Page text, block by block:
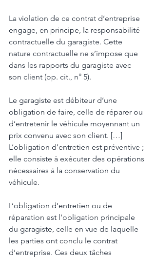
La violation de ce contrat d’entreprise
engage, en principe, la responsabilité
contractuelle du garagiste. Cette
nature contractuelle ne s’impose que
dans les rapports du garagiste avec
son client (op. cit., n° 5).
Le garagiste est débiteur d’une
obligation de faire, celle de réparer ou
d’entretenir le véhicule moyennant un
prix convenu avec son client. […]
L’obligation d’entretien est préventive ;
elle consiste à exécuter des opérations
nécessaires à la conservation du
véhicule.
L’obligation d’entretien ou de
réparation est l’obligation principale
du garagiste, celle en vue de laquelle
les parties ont conclu le contrat
d’entreprise. Ces deux tâches